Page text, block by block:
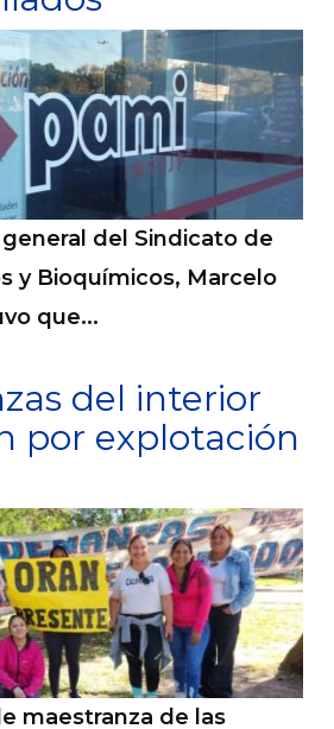
del Sindicato de
y Bioquímicos, Marcelo
que...
del interior
por explotación
maestranza de las